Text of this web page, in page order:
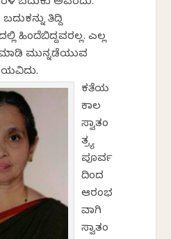
ಬದುಕು ಅವರದು.
ತಿದ್ದಿ
ಹಿಂದೆಬಿದ್ದವರಲ್ಲ. ಎಲ್ಲ
ಮುನ್ನಡೆಯುವ
ಕತೆಯ
ಕಾಲ
ಸ್ವಾತಂ
ತ್ರ್ಯ
ಪೂರ್ವ
ದಿಂದ
ಆರಂಭ
ವಾಗಿ
ಸ್ವಾತಂ